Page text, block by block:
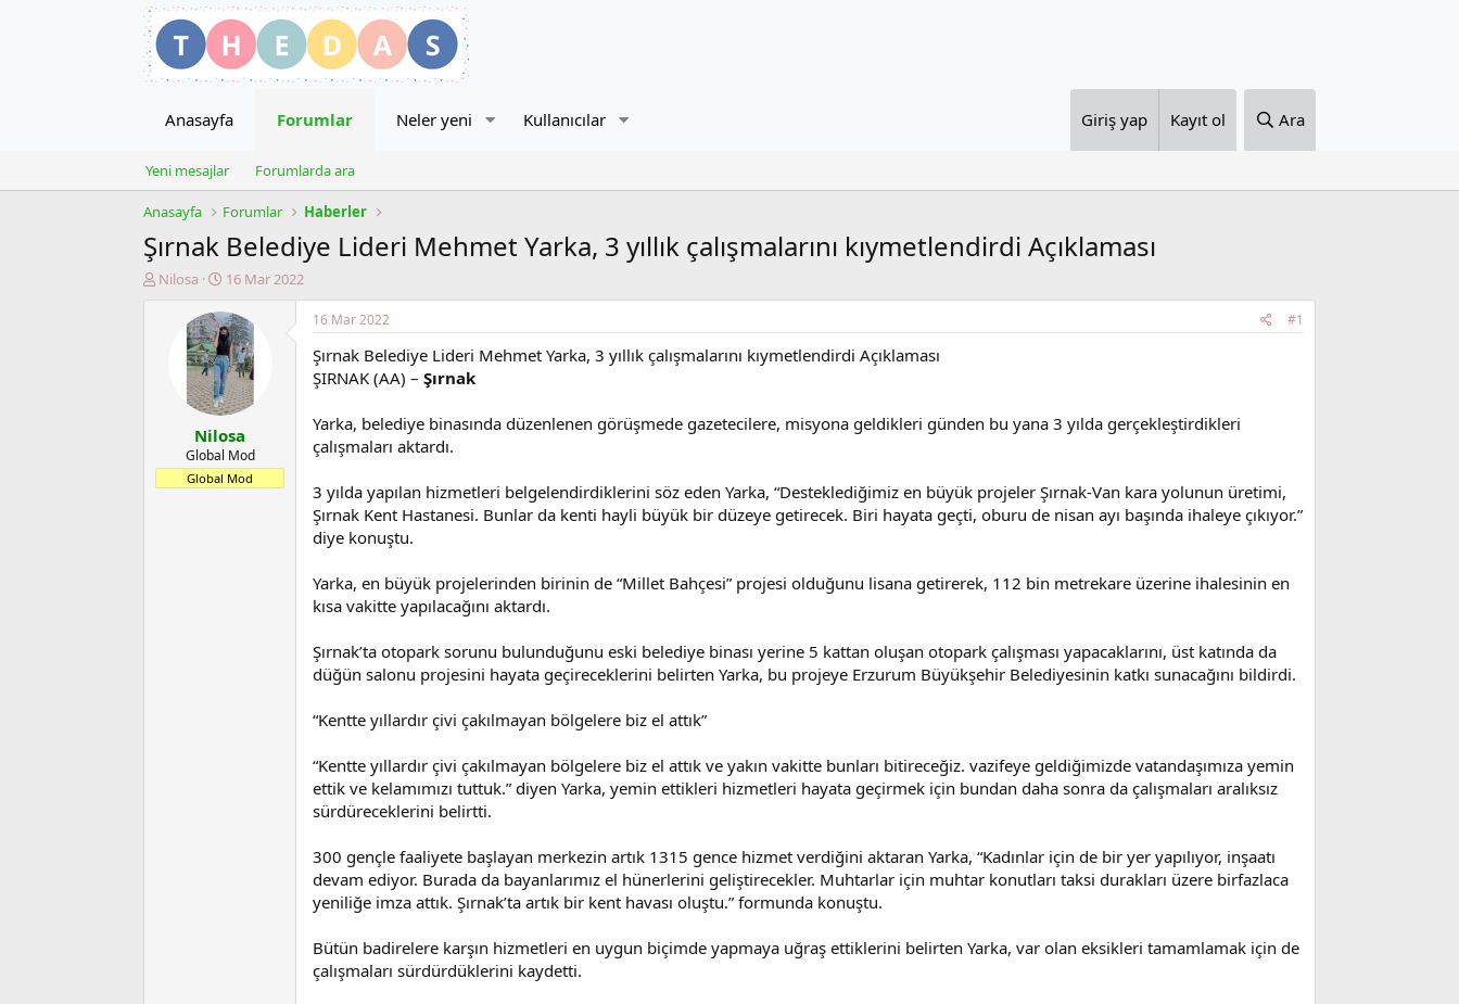
Anasayfa Forumlar Neler yeni Kullanıcılar Giriş yap Kayıt ol Ara
Yeni mesajlar Forumlarda ara
Anasayfa Forumlar Haberler
Şırnak Belediye Lideri Mehmet Yarka, 3 yıllık çalışmalarını kıymetlendirdi Açıklaması
K
a
t
Nilosa
B
ş
l
a
n
g
ı
ç
t
a
r
16 Mar 2022
Nilosa
Global Mod
Global Mod
16 Mar 2022 #1
Şırnak Belediye Lideri Mehmet Yarka, 3 yıllık çalışmalarını kıymetlendirdi Açıklaması
ŞIRNAK (AA) – Şırnak
Yarka, belediye binasında düzenlenen görüşmede gazetecilere, misyona geldikleri günden bu yana 3 yılda gerçekleştirdikleri
çalışmaları aktardı.
3 yılda yapılan hizmetleri belgelendirdiklerini söz eden Yarka, “Desteklediğimiz en büyük projeler Şırnak-Van kara yolunun üretimi,
Şırnak Kent Hastanesi. Bunlar da kenti hayli büyük bir düzeye getirecek. Biri hayata geçti, oburu de nisan ayı başında ihaleye çıkıyor.”
diye konuştu.
Yarka, en büyük projelerinden birinin de “Millet Bahçesi” projesi olduğunu lisana getirerek, 112 bin metrekare üzerine ihalesinin en
kısa vakitte yapılacağını aktardı.
Şırnak’ta otopark sorunu bulunduğunu eski belediye binası yerine 5 kattan oluşan otopark çalışması yapacaklarını, üst katında da
düğün salonu projesini hayata geçireceklerini belirten Yarka, bu projeye Erzurum Büyükşehir Belediyesinin katkı sunacağını bildirdi.
“Kentte yıllardır çivi çakılmayan bölgelere biz el attık”
“Kentte yıllardır çivi çakılmayan bölgelere biz el attık ve yakın vakitte bunları bitireceğiz. vazifeye geldiğimizde vatandaşımıza yemin
ettik ve kelamımızı tuttuk.” diyen Yarka, yemin ettikleri hizmetleri hayata geçirmek için bundan daha sonra da çalışmaları aralıksız
sürdüreceklerini belirtti.
300 gençle faaliyete başlayan merkezin artık 1315 gence hizmet verdiğini aktaran Yarka, “Kadınlar için de bir yer yapılıyor, inşaatı
devam ediyor. Burada da bayanlarımız el hünerlerini geliştirecekler. Muhtarlar için muhtar konutları taksi durakları üzere birfazlaca
yeniliğe imza attık. Şırnak’ta artık bir kent havası oluştu.” formunda konuştu.
Bütün badirelere karşın hizmetleri en uygun biçimde yapmaya uğraş ettiklerini belirten Yarka, var olan eksikleri tamamlamak için de
çalışmaları sürdürdüklerini kaydetti.